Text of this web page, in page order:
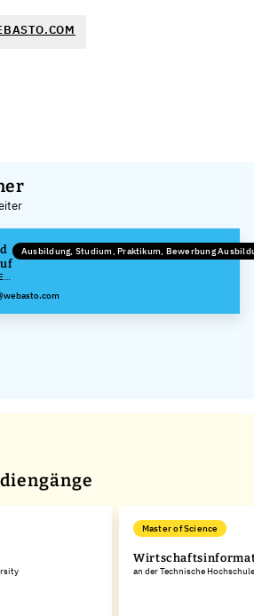
Ausbildung, Studium, Praktikum, Bewerbung
Master of Science
an der Technische